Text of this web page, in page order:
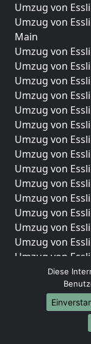
Umzug von
Umzug von
Main
Umzug von
Umzug von
Umzug von
Umzug von
Umzug von
Umzug von
Umzug von
Umzug von
Umzug von
Umzug von
Umzug von
Umzug von
Umzug von
Umzug von
Umzug von
Umzug von
Umzug von
Diese